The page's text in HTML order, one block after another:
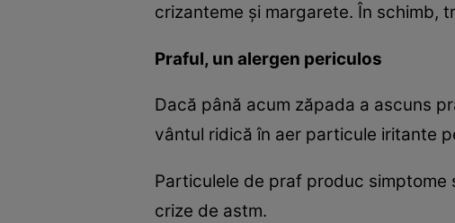
crizanteme şi margarete. În schimb,
Praful, un alergen periculos
Dacă până acum zăpada a ascuns
vântul ridică în aer particule iritante
Particulele de praf produc simptome
crize de astm.